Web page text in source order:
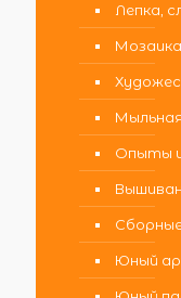
Лепка,
Опыты
Юный